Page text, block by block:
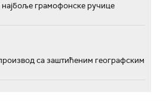
најбоље грамофонске ручице
са заштићеним географским